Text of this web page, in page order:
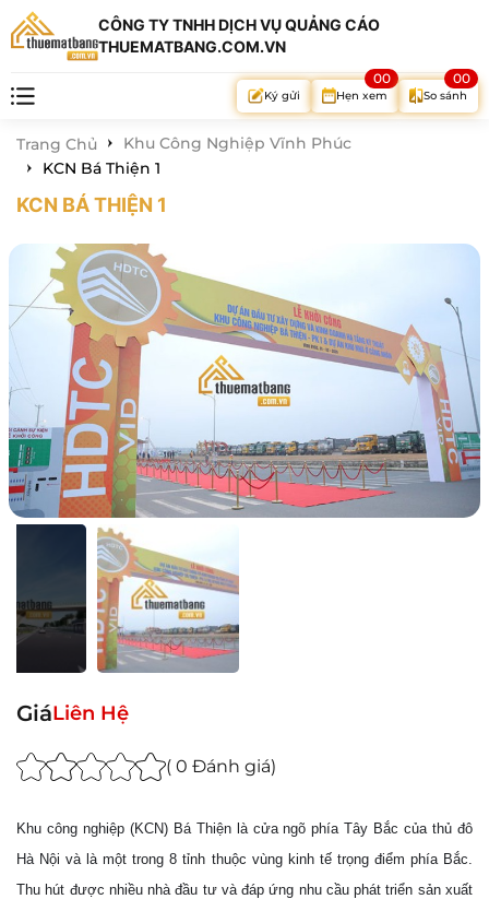
CÔNG TY TNHH DỊCH VỤ QUẢNG CÁO
THUEMATBANG.COM.VN
Ký gửi Hẹn xem
00
So sánh
00
Trang Chủ
Khu Công Nghiệp Vĩnh Phúc
KCN Bá Thiện 1
KCN BÁ THIỆN 1
GiáLiên Hệ
( 0 Đánh giá)
Khu công nghiệp (KCN) Bá Thiện là cửa ngõ phía Tây Bắc của thủ đô
Hà Nội và là một trong 8 tỉnh thuộc vùng kinh tế trọng điểm phía Bắc.
Thu hút được nhiều nhà đầu tư và đáp ứng nhu cầu phát triển sản xuất